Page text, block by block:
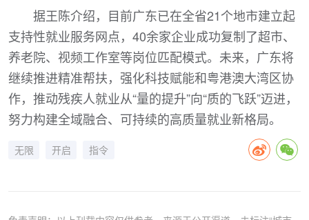
据王陈介绍，目前广东已在全省21个地市建立起
支持性就业服务网点，40余家企业成功复制了超市、
养老院、视频工作室等岗位匹配模式。未来，广东将
继续推进精准帮扶，强化科技赋能和粤港澳大湾区协
作，推动残疾人就业从“量的提升”向“质的飞跃”迈进，
努力构建全域融合、可持续的高质量就业新格局。
无限 开启 指令